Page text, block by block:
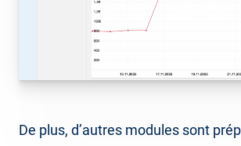
De plus, d’autres modules sont